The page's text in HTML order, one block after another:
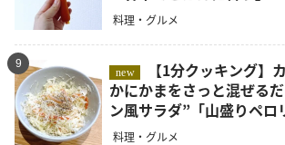
料理・グルメ
9
new
かにかまをさっと混ぜる
ン風サラダ”「山盛りペロ
料理・グルメ